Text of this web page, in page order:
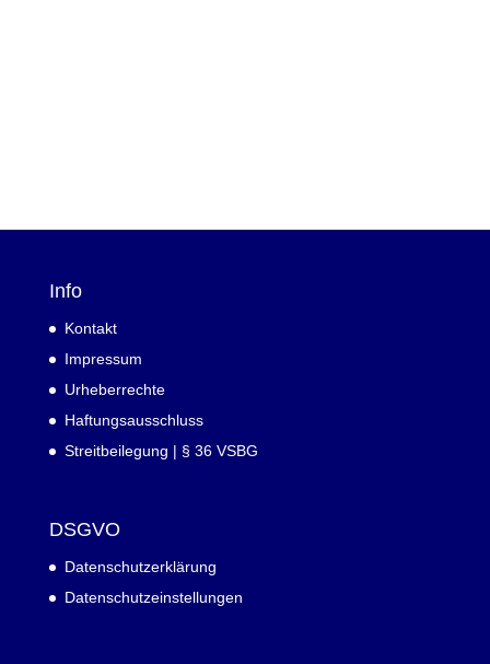
Info
Kontakt
Impressum
Urheberrechte
Haftungsausschluss
Streitbeilegung | § 36 VSBG
DSGVO
Datenschutzerklärung
Datenschutzeinstellungen